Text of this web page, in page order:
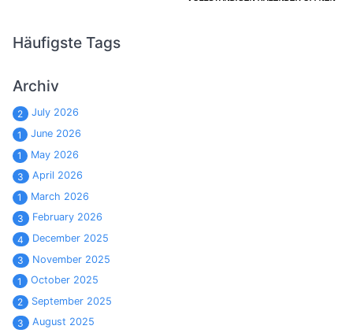
Häufigste Tags
Archiv
2
July 2026
1
June 2026
1
May 2026
3
April 2026
1
March 2026
3
February 2026
4
December 2025
3
November 2025
1
October 2025
2
September 2025
3
August 2025